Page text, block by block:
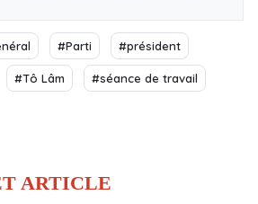
#Parti #président
#Tô Lâm #séance de travail